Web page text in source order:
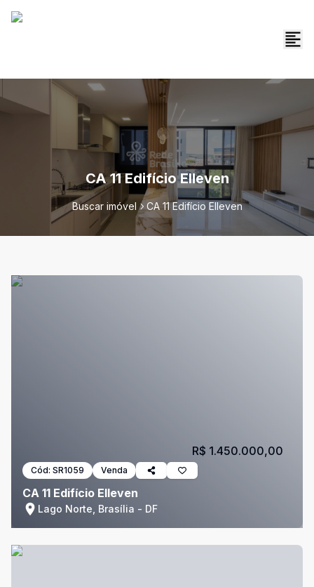
CA 11 Edifício Elleven
Buscar imóvel CA 11 Edifício Elleven
Cód: SR1059 Venda
CA 11 Edifício Elleven
Lago Norte, Brasília - DF
R$ 1.450.000,00